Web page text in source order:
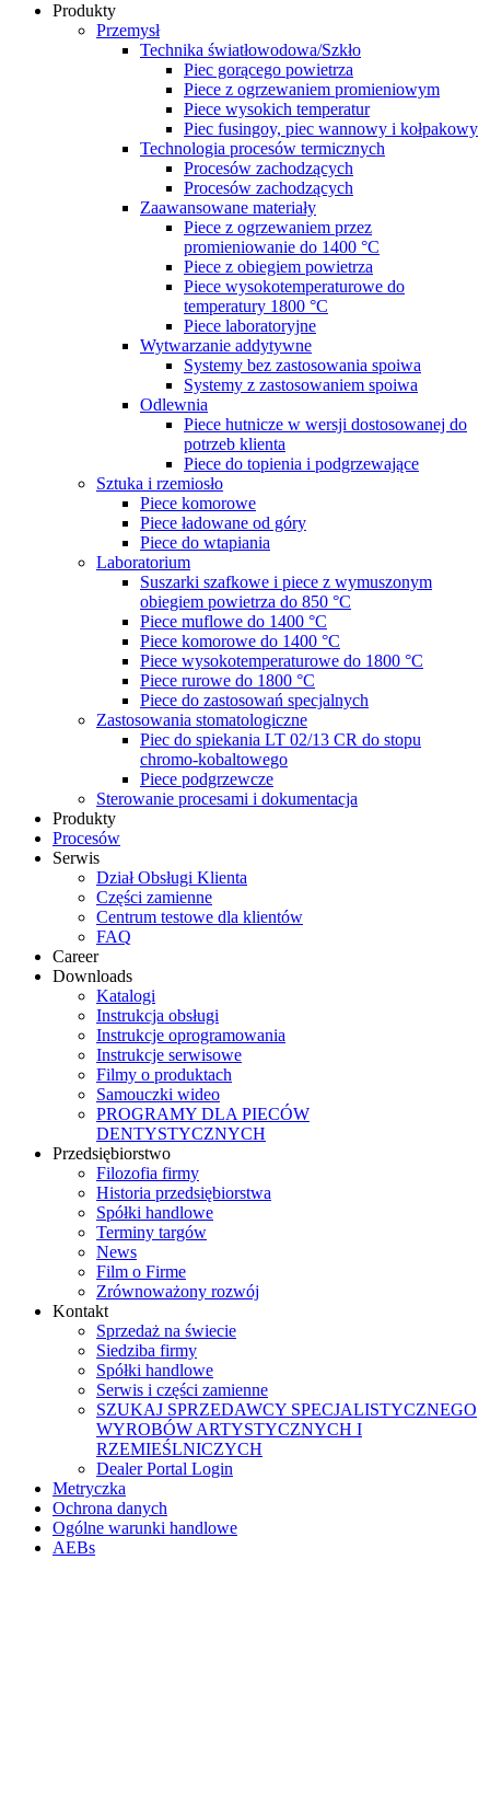
Produkty
Przemysł
Technika światłowodowa/Szkło
Piec gorącego powietrza
Piece z ogrzewaniem promieniowym
Piece wysokich temperatur
Piec fusingoy, piec wannowy i kołpakowy
Technologia procesów termicznych
Procesów zachodzących
Procesów zachodzących
Zaawansowane materiały
Piece z ogrzewaniem przez
promieniowanie do 1400 °C
Piece z obiegiem powietrza
Piece wysokotemperaturowe do
temperatury 1800 °C
Piece laboratoryjne
Wytwarzanie addytywne
Systemy bez zastosowania spoiwa
Systemy z zastosowaniem spoiwa
Odlewnia
Piece hutnicze w wersji dostosowanej do
potrzeb klienta
Piece do topienia i podgrzewające
Sztuka i rzemiosło
Piece komorowe
Piece ładowane od góry
Piece do wtapiania
Laboratorium
Suszarki szafkowe i piece z wymuszonym
obiegiem powietrza do 850 °C
Piece muflowe do 1400 °C
Piece komorowe do 1400 °C
Piece wysokotemperaturowe do 1800 °C
Piece rurowe do 1800 °C
Piece do zastosowań specjalnych
Zastosowania stomatologiczne
Piec do spiekania LT 02/13 CR do stopu
chromo-kobaltowego
Piece podgrzewcze
Sterowanie procesami i dokumentacja
Produkty
Procesów
Serwis
Dział Obsługi Klienta
Części zamienne
Centrum testowe dla klientów
FAQ
Career
Downloads
Katalogi
Instrukcja obsługi
Instrukcje oprogramowania
Instrukcje serwisowe
Filmy o produktach
Samouczki wideo
PROGRAMY DLA PIECÓW
DENTYSTYCZNYCH
Przedsiębiorstwo
Filozofia firmy
Historia przedsiębiorstwa
Spółki handlowe
Terminy targów
News
Film o Firme
Zrównoważony rozwój
Kontakt
Sprzedaż na świecie
Siedziba firmy
Spółki handlowe
Serwis i części zamienne
SZUKAJ SPRZEDAWCY SPECJALISTYCZNEGO
WYROBÓW ARTYSTYCZNYCH I
RZEMIEŚLNICZYCH
Dealer Portal Login
Metryczka
Ochrona danych
Ogólne warunki handlowe
AEBs